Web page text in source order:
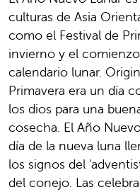
culturas de Asia
como el Festival de
invierno y el
calendario lunar.
Primavera era un día
los dios para una
cosecha. El Año
día de la nueva luna
los signos del
del conejo. Las